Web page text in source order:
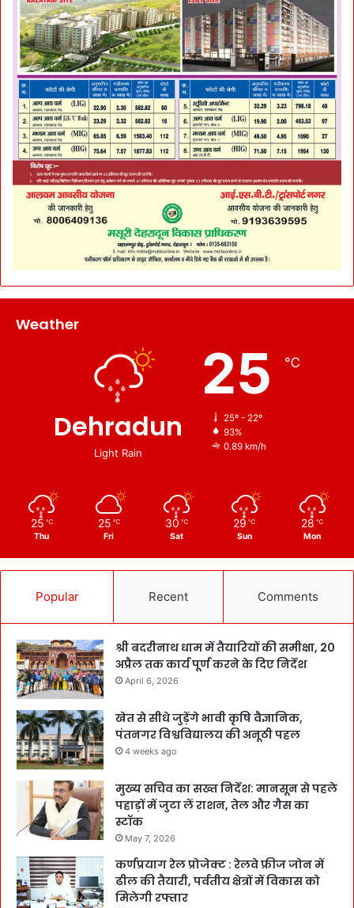
Weather
Dehradun
Light Rain
25 ℃
25º - 22º
93%
0.89 km/h
25 ℃
Thu
25 ℃
Fri
30 ℃
Sat
29 ℃
Sun
28 ℃
Mon
Popular Recent Comments
श्री बदरीनाथ धाम में तैयारियों की समीक्षा, 20
अप्रैल तक कार्य पूर्ण करने के दिए निर्देश
April 6, 2026
खेत से सीधे जुड़ेंगे भावी कृषि वैज्ञानिक,
पंतनगर विश्वविद्यालय की अनूठी पहल
4 weeks ago
मुख्य सचिव का सख्त निर्देश: मानसून से पहले
पहाड़ों में जुटा लें राशन, तेल और गैस का
स्टॉक
May 7, 2026
कर्णप्रयाग रेल प्रोजेक्ट : रेलवे फ्रीज जोन में
ढील की तैयारी, पर्वतीय क्षेत्रों में विकास को
मिलेगी रफ्तार